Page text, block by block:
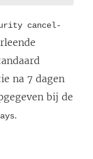
cancel-
na 7 dagen
bij de
.